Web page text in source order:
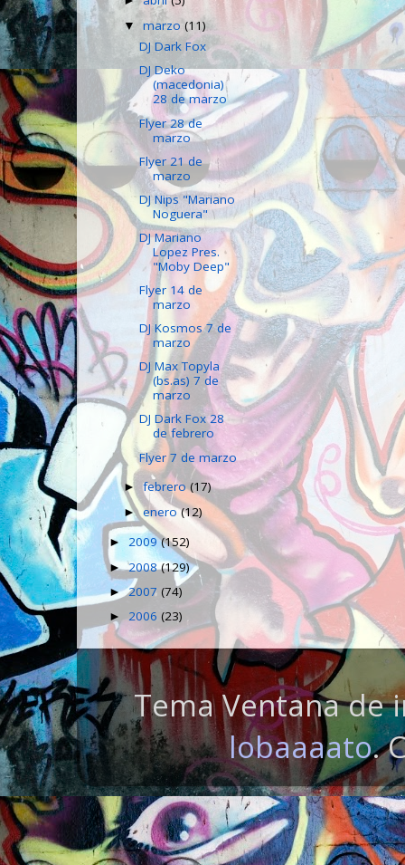
▼marzo(11)
DJ Dark Fox
DJ Deko
(macedonia)
28 de marzo
Flyer 28 de
marzo
Flyer 21 de
marzo
DJ Nips "Mariano
Noguera"
DJ Mariano
Lopez Pres.
"Moby Deep"
Flyer 14 de
marzo
DJ Kosmos 7 de
marzo
DJ Max Topyla
(bs.as) 7 de
marzo
DJ Dark Fox 28
de febrero
Flyer 7 de marzo
►febrero(17)
►enero(12)
► 2009(152)
►2008(129)
►2007 (74)
► 2006 (23)
Tema Ventana de
lobaaaato.